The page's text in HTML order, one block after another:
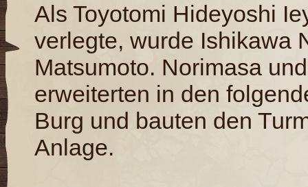
Als Toyotomi Hideyoshi
verlegte, wurde Ishikawa
Matsumoto. Norimasa
erweiterten in den
Burg und bauten den
Anlage.